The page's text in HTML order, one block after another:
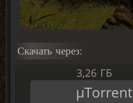
Скачать через:
3,26 ГБ
μTorrent